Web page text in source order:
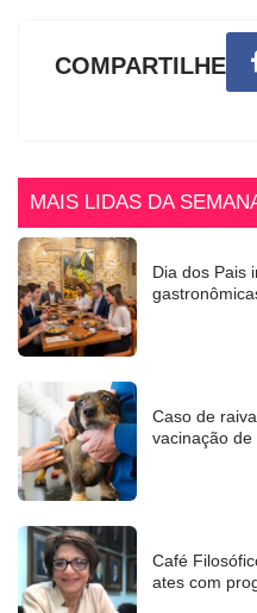
COMPARTILHE
MAIS LIDAS DA
Dia dos Pais
Caso de
vacinação
Café
ates com